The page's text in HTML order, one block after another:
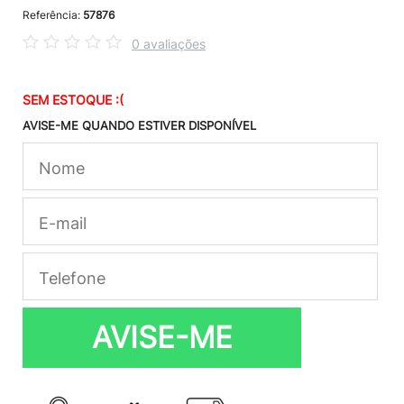
Referência: 57876
0 avaliações
SEM ESTOQUE :(
AVISE-ME QUANDO ESTIVER DISPONÍVEL
AVISE-ME